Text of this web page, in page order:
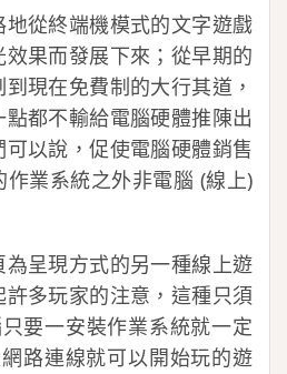
從終端機模式的文字遊戲
果而發展下來；從早期的
現在免費制的大行其道，
都不輸給電腦硬體推陳出
以說，促使電腦硬體銷售
業系統之外非電腦 (線上)
呈現方式的另一種線上遊
多玩家的注意，這種只須
要一安裝作業系統就一定
路連線就可以開始玩的遊